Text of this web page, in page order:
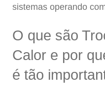
sistemas operando
O que são
Calor e por
é tão